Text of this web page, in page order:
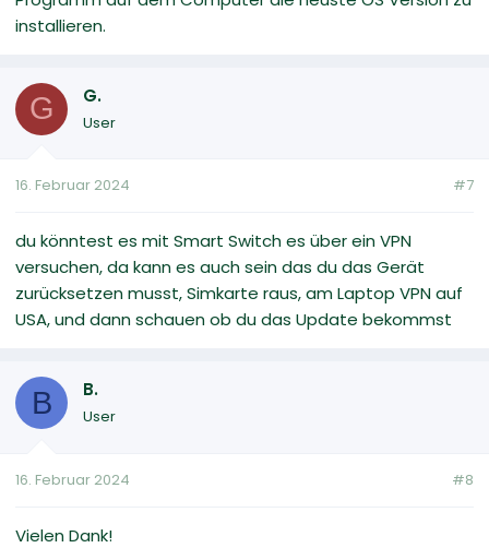
installieren.
G G.
User
16. Februar 2024 #7
du könntest es mit Smart Switch es über ein VPN
versuchen, da kann es auch sein das du das Gerät
zurücksetzen musst, Simkarte raus, am Laptop VPN auf
USA, und dann schauen ob du das Update bekommst
B B.
User
16. Februar 2024 #8
Vielen Dank!